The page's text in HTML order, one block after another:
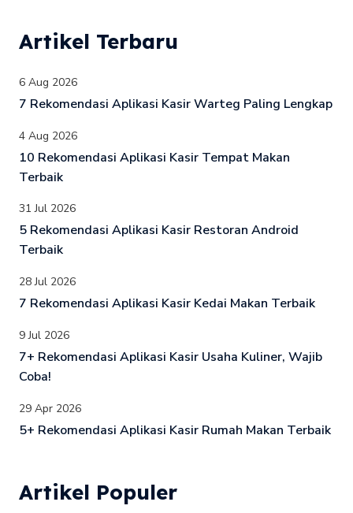
Artikel Terbaru
6 Aug 2026
7 Rekomendasi Aplikasi Kasir Warteg Paling Lengkap
4 Aug 2026
10 Rekomendasi Aplikasi Kasir Tempat Makan
Terbaik
31 Jul 2026
5 Rekomendasi Aplikasi Kasir Restoran Android
Terbaik
28 Jul 2026
7 Rekomendasi Aplikasi Kasir Kedai Makan Terbaik
9 Jul 2026
7+ Rekomendasi Aplikasi Kasir Usaha Kuliner, Wajib
Coba!
29 Apr 2026
5+ Rekomendasi Aplikasi Kasir Rumah Makan Terbaik
Artikel Populer